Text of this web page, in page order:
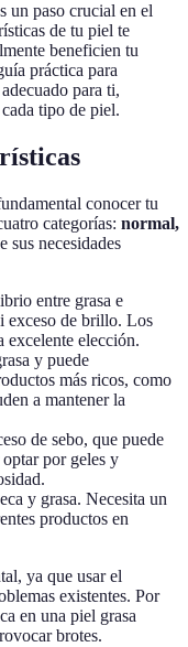
un paso crucial en el
de tu piel te
beneficien tu
práctica para
para ti,
tipo de piel.
conocer tu
categorías: normal,
sus necesidades
entre grasa e
exceso de brillo. Los
excelente elección.
y puede
más ricos, como
a mantener la
de sebo, que puede
por geles y
y grasa. Necesita un
productos en
ya que usar el
existentes. Por
en una piel grasa
brotes.